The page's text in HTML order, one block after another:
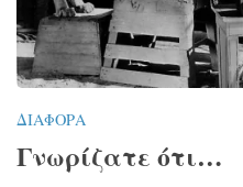
ΔΙΆΦΟΡΑ
Γνωρίζατε ότι…